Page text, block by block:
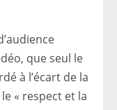
que seul le
à l’écart de la
« respect et la